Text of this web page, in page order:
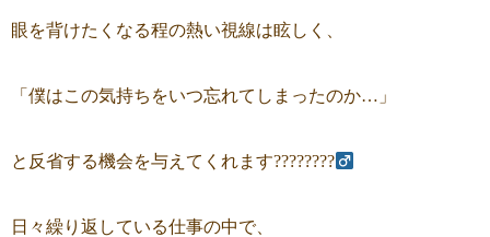
眼を背けたくなる程の熱い視線は眩しく、
「僕はこの気持ちをいつ忘れてしまったのか…」
と反省する機会を与えてくれます????????‍
日々繰り返している仕事の中で、